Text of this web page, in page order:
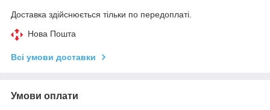
Доставка здійснюється тільки по передоплаті.
Нова Пошта
Всі умови доставки
Умови оплати